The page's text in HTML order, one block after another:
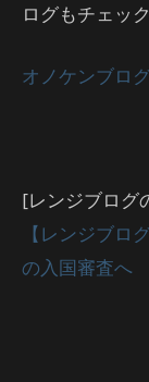
ログもチェッ
オノケンブロ
[レンジブログ
【レンジブロ
の入国審査へ